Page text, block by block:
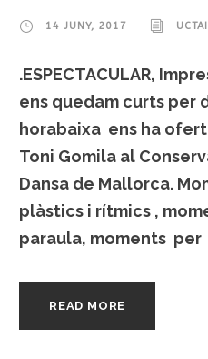
14 JUNY, 2017
.ESPECTACULAR,
ens quedam curts per
horabaixa ens ha
Toni Gomila al
Dansa de Mallorca.
plàstics i rítmics ,
paraula, moments per
READ MORE